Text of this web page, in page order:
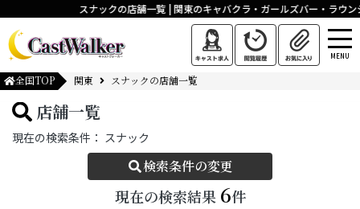
スナックの店舗一覧 | 関東のキャバクラ・ガールズバー・ラウ
MENU
全国TOP 関東 スナックの店舗一覧
店舗一覧
現在の検索条件： スナック
検索条件の変更
現在の検索結果 6件